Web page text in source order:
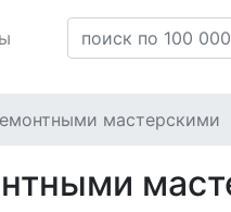
мастерскими